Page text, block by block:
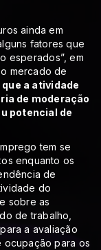
ainda em
fatores que
esperados”, em
mercado de
a atividade
de moderação
potencial de
tem se
enquanto os
de
do
sobre as
de trabalho,
a avaliação
ocupação para os